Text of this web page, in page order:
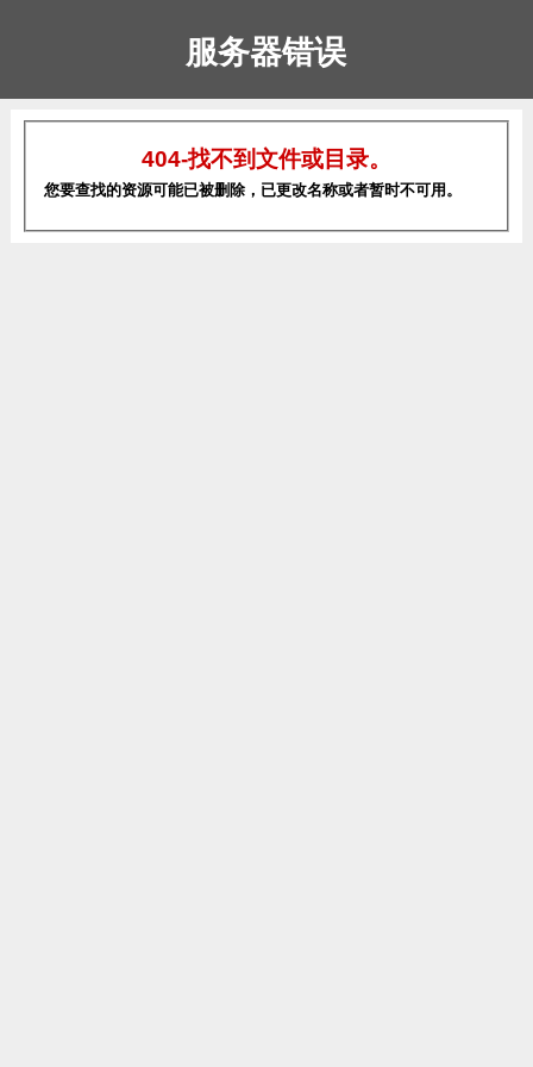
服务器错误
404-找不到文件或目录。
您要查找的资源可能已被删除，已更改名称或者暂时不可用。